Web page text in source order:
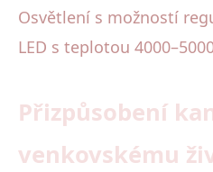
Osvětlení s možností
LED s teplotou
Přizpůsobení
venkovskému